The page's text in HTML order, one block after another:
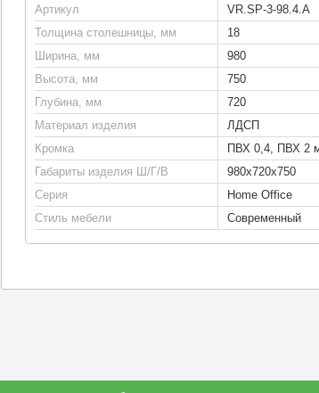
Артикул
VR.SP-3-98.4.A
Толщина столешницы, мм
18
Ширина, мм
980
Высота, мм
750
Глубина, мм
720
Материал изделия
ЛДСП
Кромка
ПВХ 0,4, ПВХ 2
Габариты изделия Ш/Г/В
980х720х750
Серия
Home Office
Стиль мебели
Современный